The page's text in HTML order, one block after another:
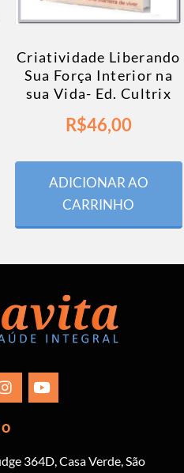
Criatividade Liberando
Sua Força Interior na
sua Vida- Ed. Cultrix
R$46,00
ADICIONAR AO
CARRINHO
364D, Casa Verde, São